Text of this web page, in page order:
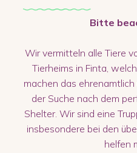
Bitte
Wir vermitteln alle Tiere
Tierheims in Finta,
machen das
der Suche nach dem
Shelter. Wir sind eine
insbesondere bei den
helfen